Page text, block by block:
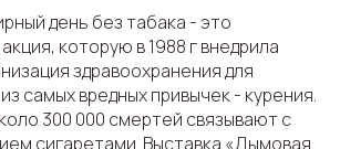
день без табака - это
которую в 1988 г внедрила
здравоохранения для
самых вредных привычек - курения.
300 000 смертей связывают с
сигаретами. Выставка «Дымовая